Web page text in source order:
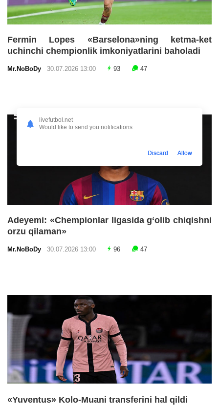
Fermin Lopes «Barselona»ning ketma-ket
uchinchi chempionlik imkoniyatlarini baholadi
Mr.NoBoDy 30.07.2026 13:00 93 47
Adeyemi: «Chempionlar ligasida g‘olib chiqishni
orzu qilaman»
Mr.NoBoDy 30.07.2026 13:00 96 47
«Yuventus» Kolo-Muani transferini hal qildi
livefutbol.net
Would like to send you notifications
Discard Allow